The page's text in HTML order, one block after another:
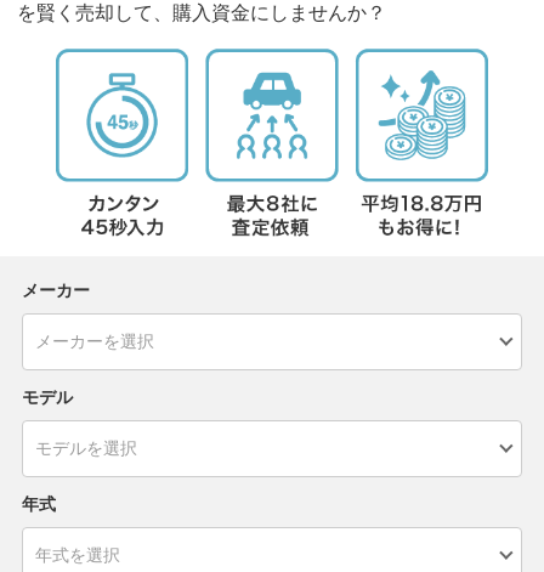
を賢く売却して、購入資金にしませんか？
メーカー
モデル
年式